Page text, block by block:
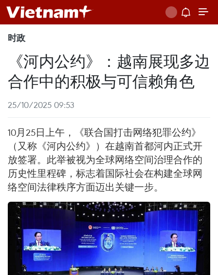
时政
《河内公约》：越南展现多边
合作中的积极与可信赖角色
25/10/2025 09:53
10月25日上午，《联合国打击网络犯罪公约》
（又称《河内公约》）在越南首都河内正式开
放签署。此举被视为全球网络空间治理合作的
历史性里程碑，标志着国际社会在构建全球网
络空间法律秩序方面迈出关键一步。